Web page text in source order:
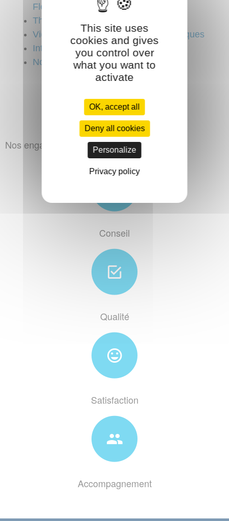
Fleury
Théâtre des Sablons à Neuilly
Vidéo expliquant les boucles magnétiques
Interview radio
Notre Dame de Paris
Contactez-nous
Nos engagements Axe Audio :
Conseil
Qualité
Satisfaction
Accompagnement
This site uses
cookies and gives
you control over
what you want to
activate
OK, accept all
Deny all cookies
Personalize
Privacy policy